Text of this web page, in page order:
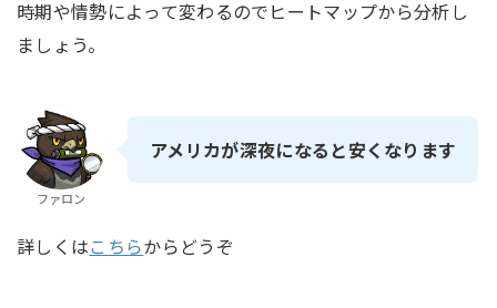
時期や情勢によって変わるのでヒートマップから分析し
ましょう。
ファロン
アメリカが深夜になると安くなります
詳しくはこちらからどうぞ